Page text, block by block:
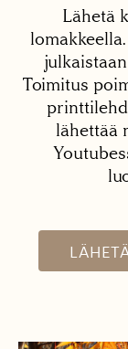
Lähetä
Toimitus
lähettää